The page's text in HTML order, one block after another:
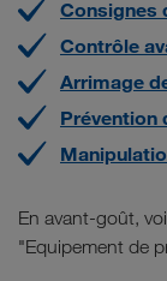
Consignes
Contrôle
Arrimage
Prévention
En avant-goût,
"Equipement de